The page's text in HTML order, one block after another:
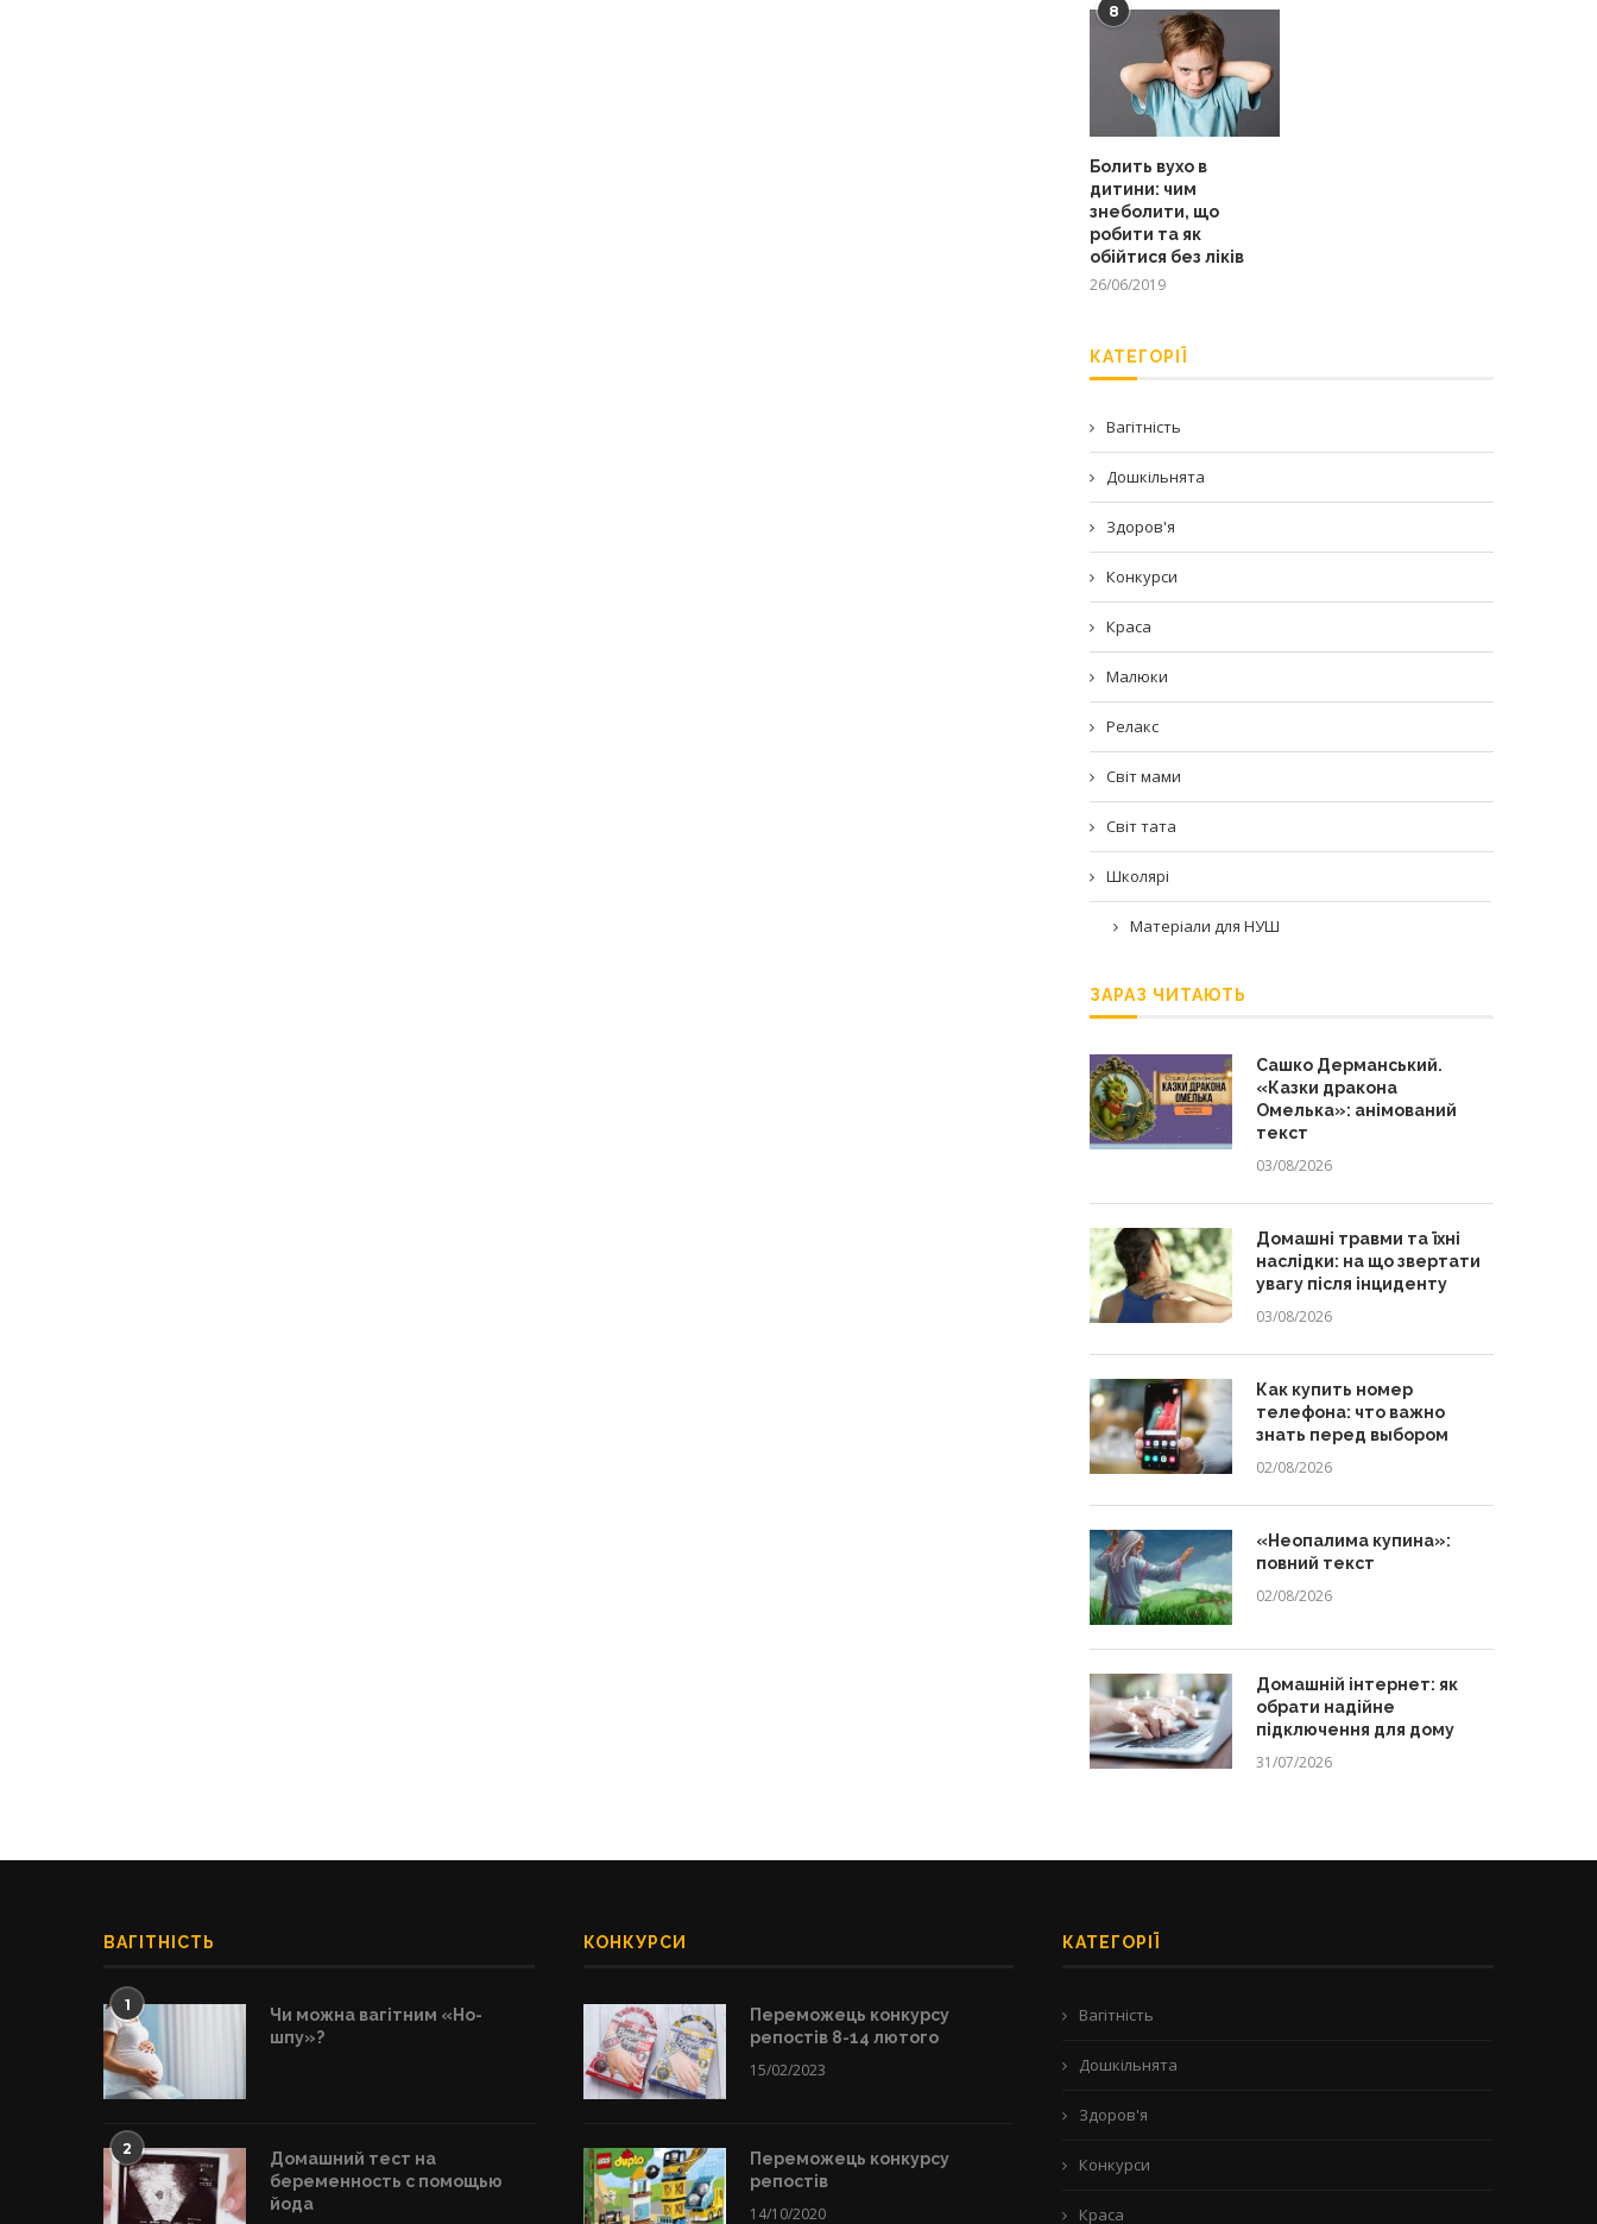
8
Болить вухо в
дитини: чим
знеболити, що
робити та як
обійтися без ліків
26/06/2019
КАТЕГОРІЇ
Вагітність
Дошкільнята
Здоров'я
Конкурси
Краса
Малюки
Релакс
Світ мами
Світ тата
Школярі
Матеріали для НУШ
ЗАРАЗ ЧИТАЮТЬ
Сашко Дерманський.
«Казки дракона
Омелька»: анімований
текст
03/08/2026
Домашні травми та їхні
наслідки: на що звертати
увагу після інциденту
03/08/2026
Как купить номер
телефона: что важно
знать перед выбором
02/08/2026
«Неопалима купина»:
повний текст
02/08/2026
Домашній інтернет: як
обрати надійне
підключення для дому
31/07/2026
ВАГІТНІСТЬ
1
Чи можна вагітним «Но-
шпу»?
2
Домашний тест на
беременность с помощью
йода
КОНКУРСИ
Переможець конкурсу
репостів 8-14 лютого
15/02/2023
Переможець конкурсу
репостів
14/10/2020
КАТЕГОРІЇ
Вагітність
Дошкільнята
Здоров'я
Конкурси
Краса